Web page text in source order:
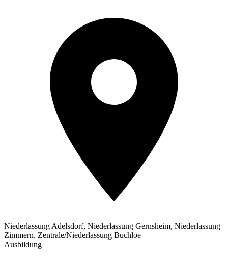
Niederlassung Adelsdorf, Niederlassung Gernsheim, Niederlassung
Zimmern, Zentrale/Niederlassung Buchloe
Ausbildung